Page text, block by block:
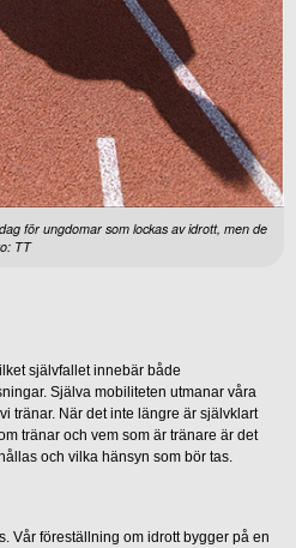
för ungdomar som lockas av idrott, men de
TT
självfallet innebär både
Själva mobiliteten utmanar våra
tränar. När det inte längre är självklart
tränar och vem som är tränare är det
och vilka hänsyn som bör tas.
Vår föreställning om idrott bygger på en